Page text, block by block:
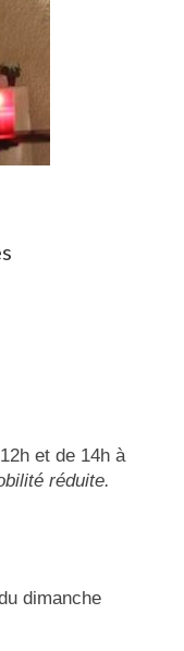
et de 14h à
réduite.
dimanche